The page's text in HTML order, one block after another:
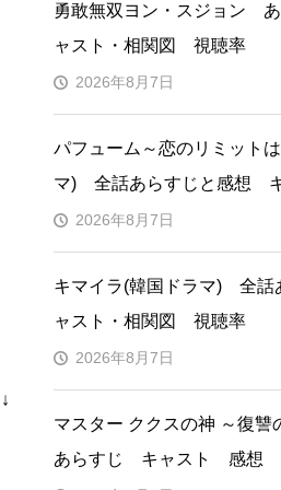
↓
勇敢無双ヨン・スジョン
ャスト・相関図 視聴率
2026年8月7日
パフューム～恋のリミット
マ) 全話あらすじと感想
2026年8月7日
キマイラ(韓国ドラマ) 全
ャスト・相関図 視聴率
2026年8月7日
マスター ククスの神 ～復
あらすじ キャスト 感想